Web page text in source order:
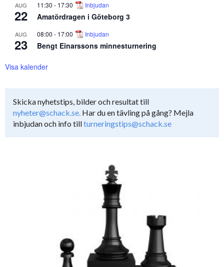
AUG
22
11:30 - 17:30 Inbjudan
Amatördragen i Göteborg 3
AUG
23
08:00 - 17:00 Inbjudan
Bengt Einarssons minnesturnering
Visa kalender
Skicka nyhetstips, bilder och resultat till
nyheter@schack.se. Har du en tävling på gång? Mejla
inbjudan och info tillturneringstips@schack.se